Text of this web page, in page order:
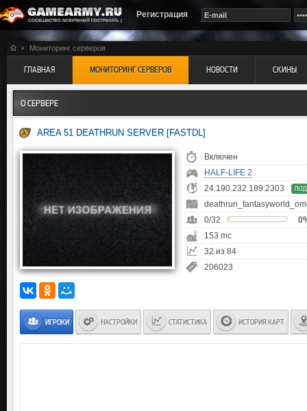
Регистрация
Мониторинг серверов
ГЛАВНАЯ МОНИТОРИНГ СЕРВЕРОВ НОВОСТИ СКИНЫ
О СЕРВЕРЕ
AREA 51 DEATHRUN SERVER [FASTDL]
Включен
HALF-LIFE 2
24.190.232.189:2303
0/32
153 mc
32 из 84
206023
ИГРОКИ НАСТРОЙКИ СТАТИСТИКА ИСТОРИЯ КАРТ